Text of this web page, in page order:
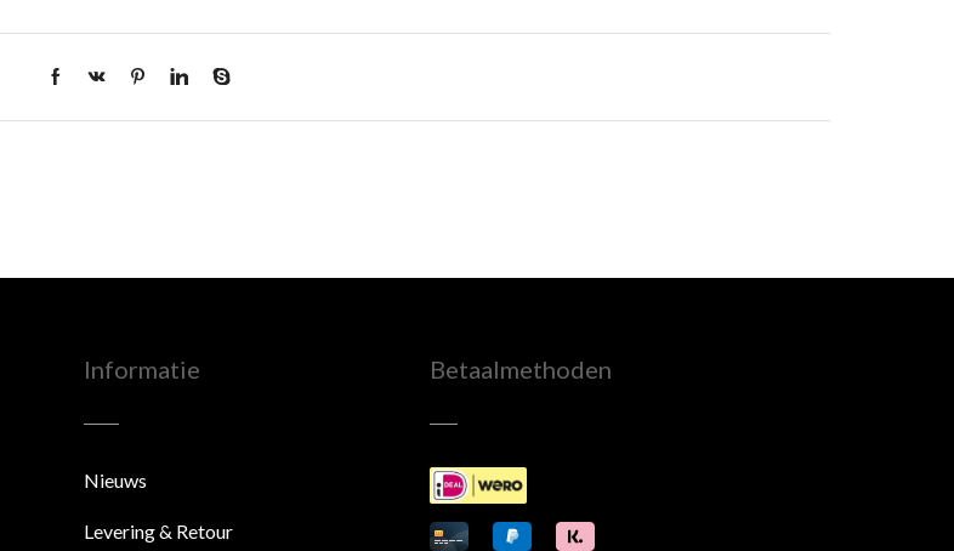
Informatie
Nieuws
Levering & Retour
Betaalmethoden